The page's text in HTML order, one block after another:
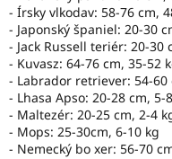
- Írsky vlkodav: 58-76 cm,
- Japonský španiel: 20-30
- Jack Russell teriér: 20-30
- Kuvasz: 64-76 cm, 35-52
- Labrador retriever: 54-60
- Lhasa Apso: 20-28 cm, 5-
- Maltezér: 20-25 cm, 2-4
- Mops: 25-30cm, 6-10 kg
- Nemecký bo xer: 56-70